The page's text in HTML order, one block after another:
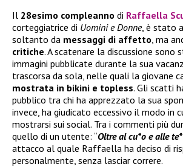
Il 28esimo compleanno di Raffaella
corteggiatrice di Uomini e Donne, è stato
soltanto da messaggi di affetto , ma
critiche. A scatenare la discussione sono
immagini pubblicate durante la sua
trascorsa da sola, nelle quali la giovane
mostrata in bikini e topless. Gli scatti
pubblico tra chi ha apprezzato la sua
invece, ha giudicato eccessivo il modo in
mostrarsi sui social. Tra i commenti più
quello di un utente: “Oltre al cu*o e alle
attacco al quale Raffaella ha deciso di
personalmente, senza lasciar correre.